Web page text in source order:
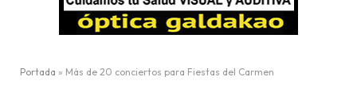
Portada » Más de 20 conciertos para Fiestas del Carmen